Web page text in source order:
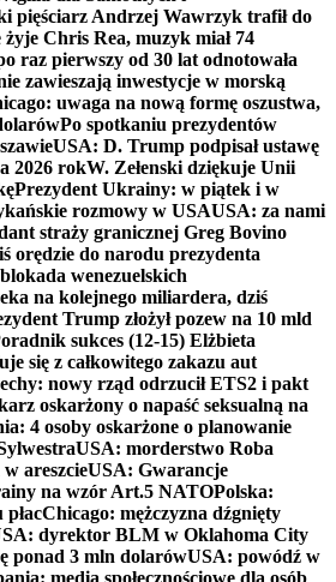
pięściarz Andrzej Wawrzyk trafił do
żyje Chris Rea, muzyk miał 74
raz pierwszy od 30 lat odnotowała
zawieszają inwestycje w morską
uwaga na nową formę oszustwa,
Po spotkaniu prezydentów
USA: D. Trump podpisał ustawę
2026 rokW. Zełenski dziękuje Unii
Prezydent Ukrainy: w piątek i w
rozmowy w USAUSA: za nami
straży granicznej Greg Bovino
orędzie do narodu prezydenta
wenezuelskich
na kolejnego miliardera, dziś
Trump złożył pozew na 10 mld
sukces (12-15) Elżbieta
się z całkowitego zakazu aut
nowy rząd odrzucił ETS2 i pakt
oskarżony o napaść seksualną na
4 osoby oskarżone o planowanie
USA: morderstwo Roba
areszcieUSA: Gwarancje
na wzór Art.5 NATOPolska:
Chicago: mężczyzna dźgnięty
dyrektor BLM w Oklahoma City
ponad 3 mln dolarówUSA: powódź w
media społecznościowe dla osób